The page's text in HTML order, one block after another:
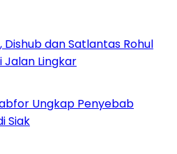
dan Satlantas Rohul
Jalan Lingkar
Ungkap Penyebab
Siak